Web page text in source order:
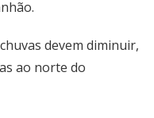
devem diminuir,
ao norte do